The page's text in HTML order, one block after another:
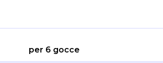
per 6 gocce